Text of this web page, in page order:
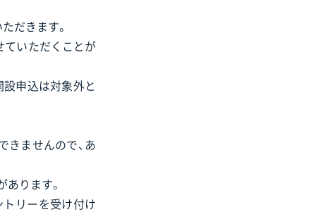
だきます。
ていただくことが
設申込は対象外と
きませんので、あ
ります。
トリーを受け付け